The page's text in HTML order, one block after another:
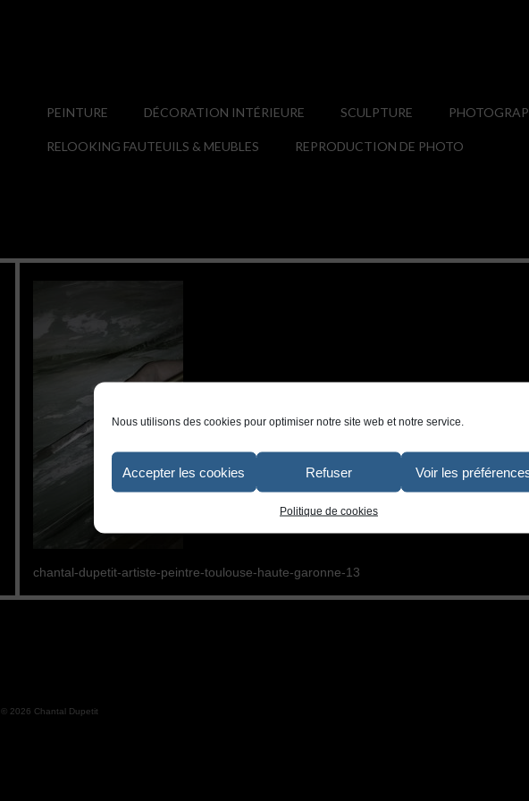
Nous utilisons des cookies pour optimiser notre site web et notre service.
Accepter les cookies Refuser Voir les
Politique de cookies
PEINTURE DÉCORATION INTÉRIEURE SCULPTURE
RELOOKING FAUTEUILS & MEUBLES REPRODUCTION DE PHOTO
chantal-dupetit-artiste-peintre-toulouse-haute-garonne-13
© 2026 Chantal Dupetit